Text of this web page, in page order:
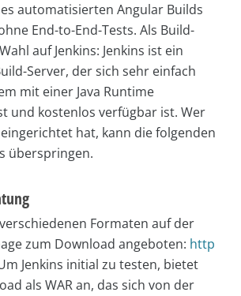
automatisierten Angular Builds
End-to-End-Tests. Als Build-
auf Jenkins: Jenkins ist ein
Server, der sich sehr einfach
mit einer Java Runtime
und kostenlos verfügbar ist. Wer
hat, kann die folgenden
überspringen.
Formaten auf der
zum Download angeboten: http
Jenkins initial zu testen, bietet
als WAR an, das sich von der